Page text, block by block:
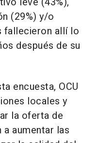
(29%) y/o
fallecieron allí lo
después de su
encuesta, OCU
locales y
la oferta de
aumentar las